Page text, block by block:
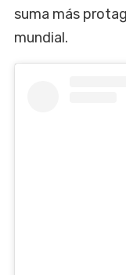
suma más
mundial.